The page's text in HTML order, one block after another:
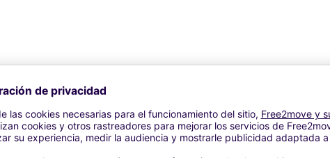
Reseñas de clientes